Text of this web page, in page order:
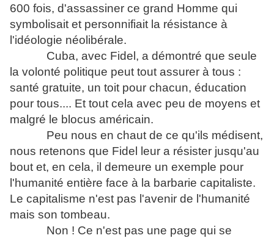
600 fois, d'assassiner ce grand Homme qui
symbolisait et personnifiait la résistance à
l'idéologie néolibérale.
Cuba, avec Fidel, a démontré que seule
la volonté politique peut tout assurer à tous :
santé gratuite, un toit pour chacun, éducation
pour tous.... Et tout cela avec peu de moyens et
malgré le blocus américain.
Peu nous en chaut de ce qu'ils médisent,
nous retenons que Fidel leur a résister jusqu'au
bout et, en cela, il demeure un exemple pour
l'humanité entière face à la barbarie capitaliste.
Le capitalisme n'est pas l'avenir de l'humanité
mais son tombeau.
Non ! Ce n'est pas une page qui se